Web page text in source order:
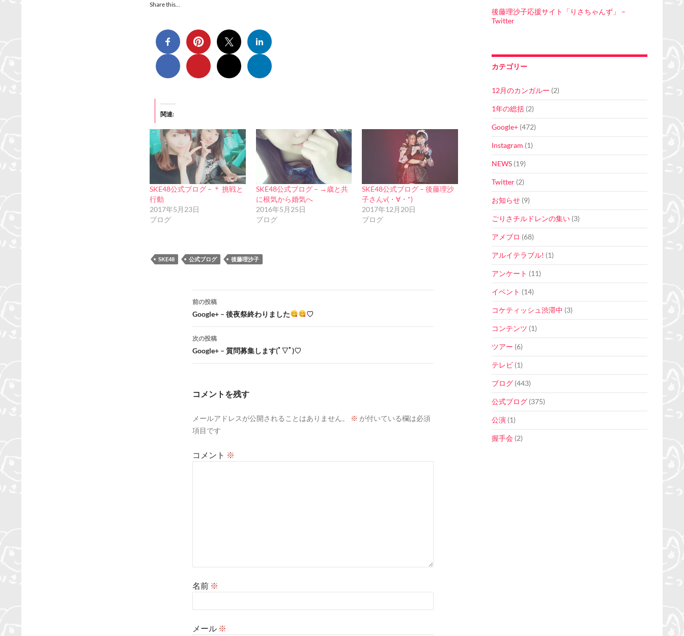
Share this…
関連
SKE48公式ブログ – ＊ 挑戦と
行動
2017年5月23日
ブログ
SKE48公式ブログ – →歳と共
に根気から婚気へ
2016年5月25日
ブログ
SKE48公式ブログ – 後藤理沙
子さんv(・∀・*)
2017年12月20日
ブログ
SKE48 公式ブログ 後藤理沙子
投
稿
ナ
ビ
ゲ
ョ
前の投稿
Google+ – 後夜祭終わりました ♡
次の投稿
Google+ – 質問募集します(ﾟ▽ﾟ)♡
コメントを残す
メールアドレスが公開されることはありません。 ※ が付いている欄は必須
項目です
コメント ※
名前 ※
メール ※
後藤理沙子応援サイト「りさちゃんず」 –
Twitter
カテゴリー
12月のカンガルー (2)
1年の総括 (2)
Google+ (472)
Instagram (1)
NEWS (19)
Twitter (2)
お知らせ (9)
ごりさチルドレンの集い (3)
アメブロ (68)
アルイテラブル! (1)
アンケート (11)
イベント (14)
コケティッシュ渋滞中 (3)
コンテンツ (1)
ツアー (6)
テレビ (1)
ブログ (443)
公式ブログ (375)
公演 (1)
握手会 (2)